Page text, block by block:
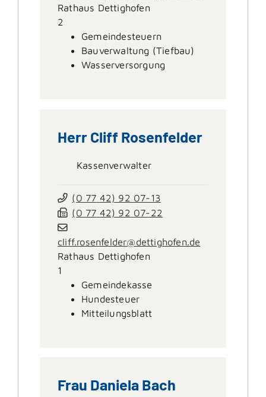
Rathaus Dettighofen
2
Gemeindesteuern
Bauverwaltung (Tiefbau)
Wasserversorgung
Herr Cliff Rosenfelder
Kassenverwalter
(0 77 42) 92 07-13
(0 77 42) 92 07-22
cliff.rosenfelder@dettighofen.de
Rathaus Dettighofen
1
Gemeindekasse
Hundesteuer
Mitteilungsblatt
Frau Daniela Bach